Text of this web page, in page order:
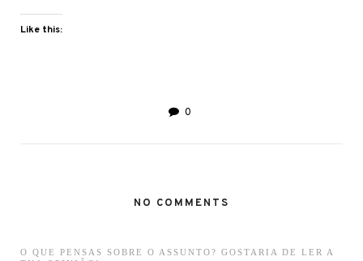
Like this:
0
NO COMMENTS
O QUE PENSAS SOBRE O ASSUNTO? GOSTARIA DE LER A